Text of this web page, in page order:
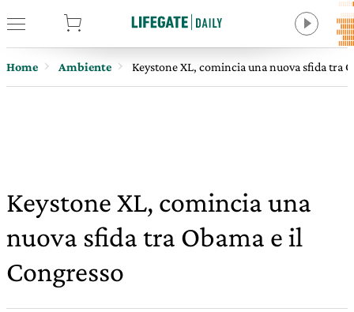
Home Ambiente Keystone XL, comincia una nuova sfida tra
Keystone XL, comincia una
nuova sfida tra Obama e il
Congresso